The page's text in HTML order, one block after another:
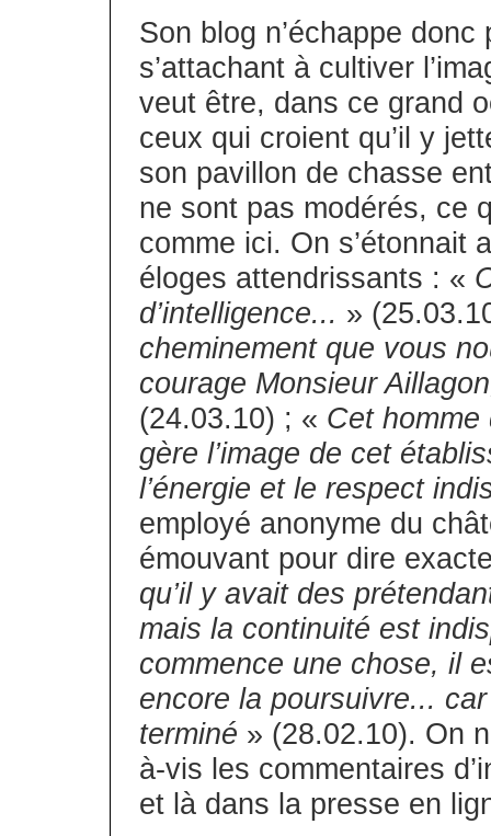
Son blog n’échappe
s’attachant à cultiver
veut être, dans ce grand
ceux qui croient qu’il y
son pavillon de chasse
ne sont pas modérés, ce
comme ici. On s’étonnait
éloges attendrissants : «
d’intelligence... »
cheminement que vous
courage Monsieur
(24.03.10) ; « Cet
gère l’image de cet
l’énergie et le respect
employé anonyme du
émouvant pour dire
qu’il y avait des
mais la continuité est
commence une chose, il
encore la poursuivre...
terminé » (28.02.10). On
à-vis les commentaires
et là dans la presse en